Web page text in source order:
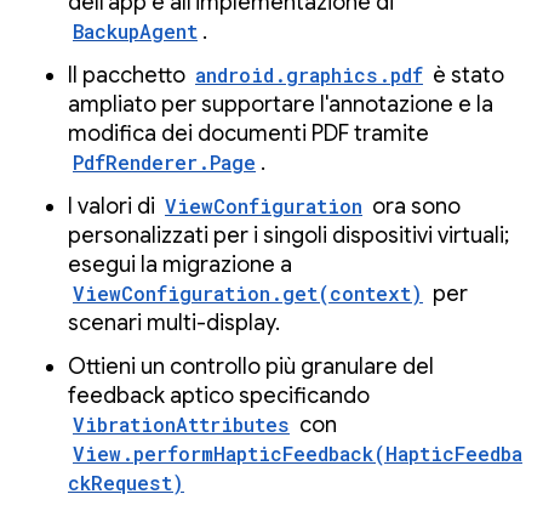
BackupAgent .
Il pacchetto android.graphics.pdf è stato
ampliato per supportare l'annotazione e la
modifica dei documenti PDF tramite
PdfRenderer.Page .
I valori di ViewConfiguration ora sono
personalizzati per i singoli dispositivi virtuali;
esegui la migrazione a
ViewConfiguration.get(context) per
scenari multi-display.
Ottieni un controllo più granulare del
feedback aptico specificando
VibrationAttributes con
View.performHapticFeedback(HapticFeedba
ckRequest)